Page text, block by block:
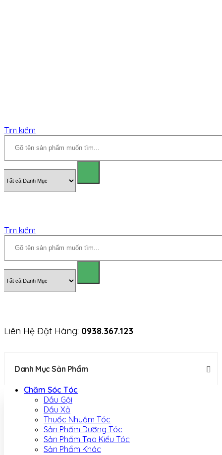
Tìm kiếm
Tìm kiếm
Liên Hệ Đặt Hàng: 0938.367.123
Danh Mục Sản Phẩm
Chăm Sóc Tóc
Dầu Gội
Dầu Xả
Thuốc Nhuộm Tóc
Sản Phẩm Dưỡng Tóc
Sản Phẩm Tạo Kiểu Tóc
Sản Phẩm Khác